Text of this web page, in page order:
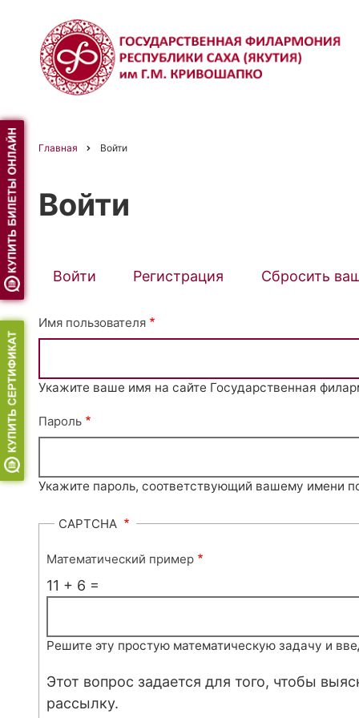
основному
содержанию
навигации
Главная Войти
Войти
tabs
Войти (активная
Регистрация Сбросить
Имя пользователя
Укажите ваше имя на сайте Государственная
Пароль
Укажите пароль, соответствующий вашему имени
CAPTCHA
Математический пример
11 + 6 =
Решите эту простую математическую задачу и
Этот вопрос задается для того, чтобы
рассылку.